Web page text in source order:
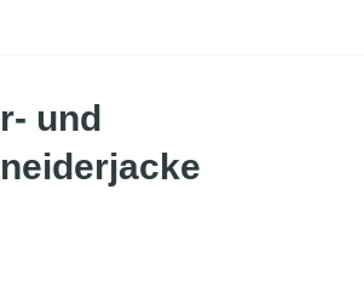
und